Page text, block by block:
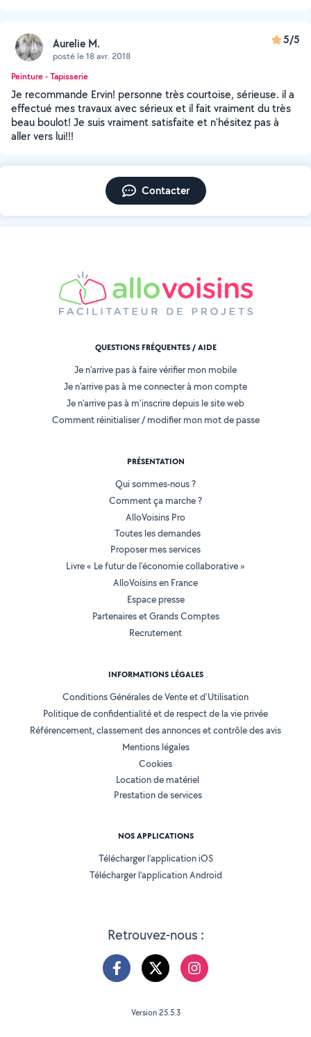
Aurelie M.
posté le 18 avr. 2018
5/5
Peinture - Tapisserie
Je recommande Ervin! personne très courtoise, sérieuse. il a
effectué mes travaux avec sérieux et il fait vraiment du très
beau boulot! Je suis vraiment satisfaite et n'hésitez pas à
aller vers lui!!!
Contacter
Retrouvez-nous :
QUESTIONS FRÉQUENTES / AIDE
Je n'arrive pas à faire vérifier mon mobile
Je n'arrive pas à me connecter à mon compte
Je n'arrive pas à m'inscrire depuis le site web
Comment réinitialiser / modifier mon mot de passe
PRÉSENTATION
Qui sommes-nous ?
Comment ça marche ?
AlloVoisins Pro
Toutes les demandes
Proposer mes services
Livre « Le futur de l'économie collaborative »
AlloVoisins en France
Espace presse
Partenaires et Grands Comptes
Recrutement
INFORMATIONS LÉGALES
Conditions Générales de Vente et d'Utilisation
Politique de confidentialité et de respect de la vie privée
Référencement, classement des annonces et contrôle des avis
Mentions légales
Cookies
Location de matériel
Prestation de services
NOS APPLICATIONS
Télécharger l’application iOS
Télécharger l’application Android
Version 25.5.3